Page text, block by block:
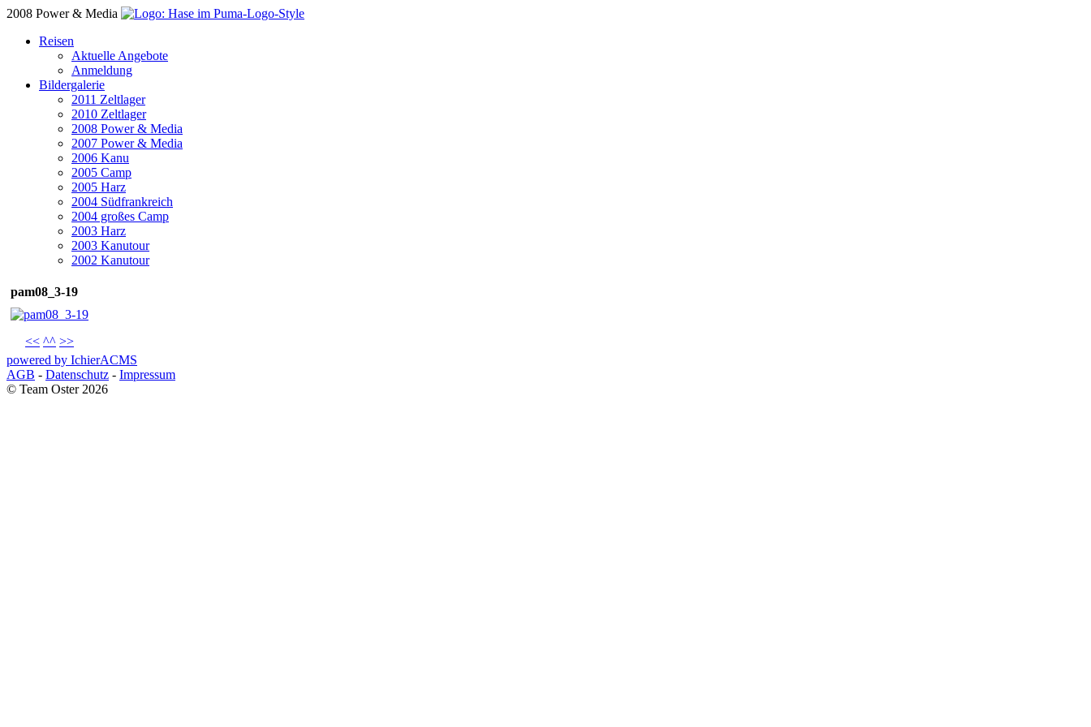
2008 Power & Media
Reisen
Aktuelle Angebote
Anmeldung
Bildergalerie
2011 Zeltlager
2010 Zeltlager
2008 Power & Media
2007 Power & Media
2006 Kanu
2005 Camp
2005 Harz
2004 Südfrankreich
2004 großes Camp
2003 Harz
2003 Kanutour
2002 Kanutour
pam08_3-19
<< ^^ >>
powered by IchierACMS
AGB - Datenschutz - Impressum
© Team Oster 2026